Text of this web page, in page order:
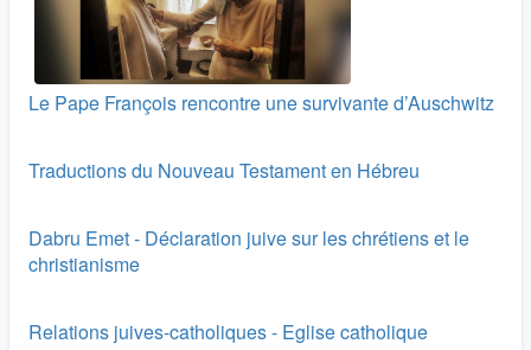
Le Pape François rencontre une survivante d’Auschwitz
Traductions du Nouveau Testament en Hébreu
Dabru Emet - Déclaration juive sur les chrétiens et le
christianisme
Relations juives-catholiques - Eglise catholique